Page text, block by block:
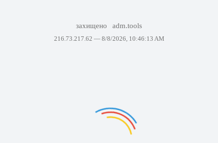
захищено adm.tools
216.73.217.62 — 8/8/2026, 10:46:13 AM